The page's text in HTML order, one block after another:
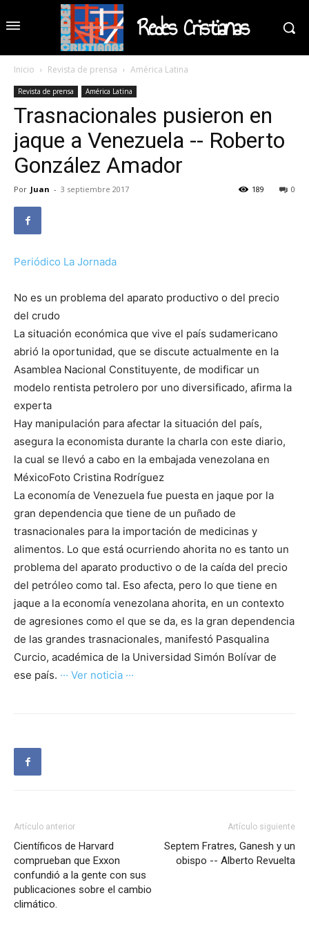
Redes Cristianas
Inicio Revista de prensa América Latina
Revista de prensa América Latina
Trasnacionales pusieron en
jaque a Venezuela -- Roberto
González Amador
Por Juan - 3 septiembre 2017 0
189
Periódico La Jornada
No es un problema del aparato productivo o del precio
del crudo
La situación económica que vive el país sudamericano
abrió la oportunidad, que se discute actualmente en la
Asamblea Nacional Constituyente, de modificar un
modelo rentista petrolero por uno diversificado, afirma la
experta
Hay manipulación para afectar la situación del país,
asegura la economista durante la charla con este diario,
la cual se llevó a cabo en la embajada venezolana en
MéxicoFoto Cristina Rodríguez
La economía de Venezuela fue puesta en jaque por la
gran dependencia que tiene de un puñado de
trasnacionales para la importación de medicinas y
alimentos. Lo que está ocurriendo ahorita no es tanto un
problema del aparato productivo o de la caída del precio
del petróleo como tal. Eso afecta, pero lo que tiene en
jaque a la economía venezolana ahorita, en un contexto
de agresiones como el que se da, es la gran dependencia
de las grandes trasnacionales, manifestó Pasqualina
Curcio, académica de la Universidad Simón Bolívar de
ese país. ··· Ver noticia ···
Artículo anterior
Científicos de Harvard
comprueban que Exxon
confundió a la gente con sus
publicaciones sobre el cambio
climático.
Artículo siguiente
Septem Fratres, Ganesh y un
obispo -- Alberto Revuelta